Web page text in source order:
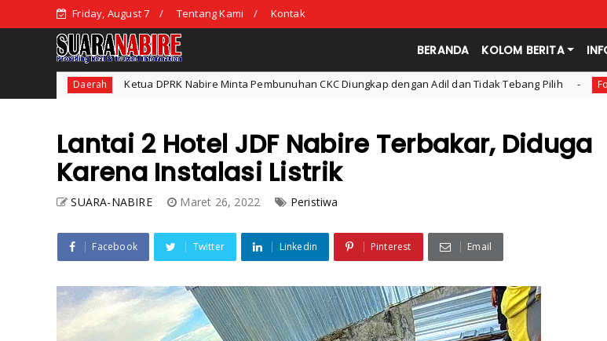
Friday, August 7 Tentang Kami Kontak
BERANDA KOLOM BERITA
Ketua DPRK Nabire Minta Pembunuhan CKC Diungkap dengan Adil dan Tidak Tebang Pilih Fokus Ideologi
Lantai 2 Hotel JDF Nabire Terbakar, Diduga
Karena Instalasi Listrik
SUARA-NABIRE Maret 26, 2022 Peristiwa
Facebook Twitter Linkedin Pinterest Email